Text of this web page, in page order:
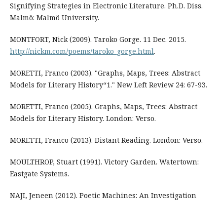
Signifying Strategies in Electronic Literature. Ph.D. Diss.
Malmö: Malmö University.
MONTFORT, Nick (2009). Taroko Gorge. 11 Dec. 2015.
http://nickm.com/poems/taroko_gorge.html.
MORETTI, Franco (2003). "Graphs, Maps, Trees: Abstract
Models for Literary History“1." New Left Review 24: 67-93.
MORETTI, Franco (2005). Graphs, Maps, Trees: Abstract
Models for Literary History. London: Verso.
MORETTI, Franco (2013). Distant Reading. London: Verso.
MOULTHROP, Stuart (1991). Victory Garden. Watertown:
Eastgate Systems.
NAJI, Jeneen (2012). Poetic Machines: An Investigation